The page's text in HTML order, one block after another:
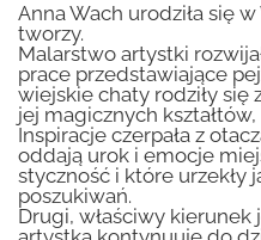
Anna Wach urodziła się
tworzy.
Malarstwo artystki
prace przedstawiające
wiejskie chaty rodziły się
jej magicznych
Inspiracje czerpała z
oddają urok i emocje
styczność i które urzekły
poszukiwań.
Drugi, właściwy